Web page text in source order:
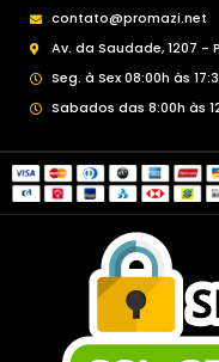
contato@promazi.net
Av. da Saudade, 1207 -
Seg. à Sex 08:00h às
Sabados das 8:00h às